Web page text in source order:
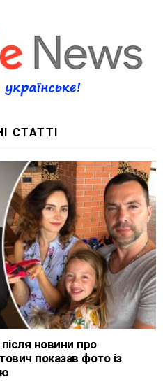
СТАТТІ
новини про
показав фото із